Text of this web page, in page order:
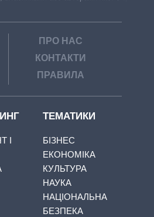
ПРО НАС
КОНТАКТИ
ПРАВИЛА
І
ТЕМАТИКИ
БІЗНЕС
ЕКОНОМІКА
КУЛЬТУРА
НАУКА
НАЦІОНАЛЬНА
БЕЗПЕКА